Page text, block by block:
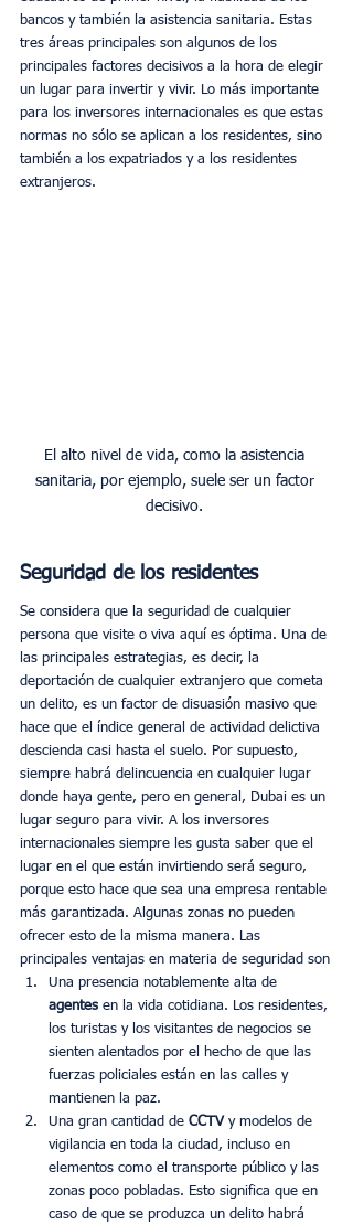
bancos y también la asistencia sanitaria. Estas
tres áreas principales son algunos de los
principales factores decisivos a la hora de elegir
un lugar para invertir y vivir. Lo más importante
para los inversores internacionales es que estas
normas no sólo se aplican a los residentes, sino
también a los expatriados y a los residentes
extranjeros.
El alto nivel de vida, como la asistencia
sanitaria, por ejemplo, suele ser un factor
decisivo.
Seguridad de los residentes
Se considera que la seguridad de cualquier
persona que visite o viva aquí es óptima. Una de
las principales estrategias, es decir, la
deportación de cualquier extranjero que cometa
un delito, es un factor de disuasión masivo que
hace que el índice general de actividad delictiva
descienda casi hasta el suelo. Por supuesto,
siempre habrá delincuencia en cualquier lugar
donde haya gente, pero en general, Dubai es un
lugar seguro para vivir. A los inversores
internacionales siempre les gusta saber que el
lugar en el que están invirtiendo será seguro,
porque esto hace que sea una empresa rentable
más garantizada. Algunas zonas no pueden
ofrecer esto de la misma manera. Las
principales ventajas en materia de seguridad son
Una presencia notablemente alta de
agentes en la vida cotidiana. Los residentes,
los turistas y los visitantes de negocios se
sienten alentados por el hecho de que las
fuerzas policiales están en las calles y
mantienen la paz.
Una gran cantidad de CCTV y modelos de
vigilancia en toda la ciudad, incluso en
elementos como el transporte público y las
zonas poco pobladas. Esto significa que en
caso de que se produzca un delito habrá